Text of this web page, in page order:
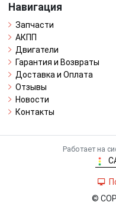
Навигация
Запчасти
АКПП
Двигатели
Гарантия и Возвраты
Доставка и Оплата
Отзывы
Новости
Контакты
Работает на
©